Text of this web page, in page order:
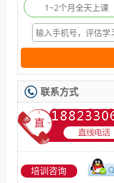
1~2个月全天上课
联系方式
培训咨询